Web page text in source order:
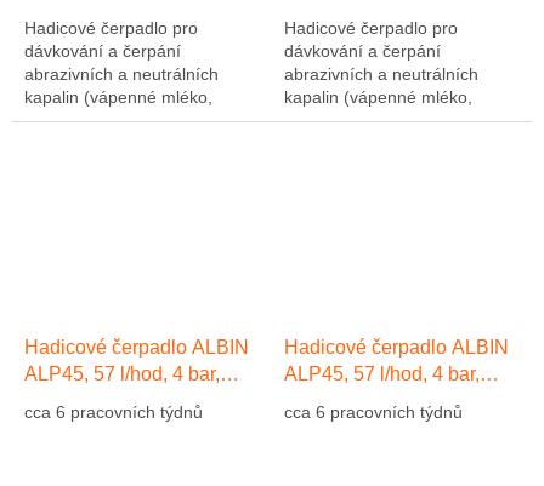
Hadicové čerpadlo pro
dávkování a čerpání
abrazivních a neutrálních
kapalin (vápenné mléko,
abrazivní kaly, atd....). Výkon
Hadicové čerpadlo pro
dávkování a čerpání
abrazivních a neutrálních
kapalin (vápenné mléko,
abrazivní kaly, atd....). Výkon
Hadicové čerpadlo ALBIN
ALP45, 57 l/hod, 4 bar,
cca 6 pracovních týdnů
Hadicové čerpadlo ALBIN
ALP45, 57 l/hod, 4 bar,
hadice Přírodní kaučuk NR
cca 6 pracovních týdnů